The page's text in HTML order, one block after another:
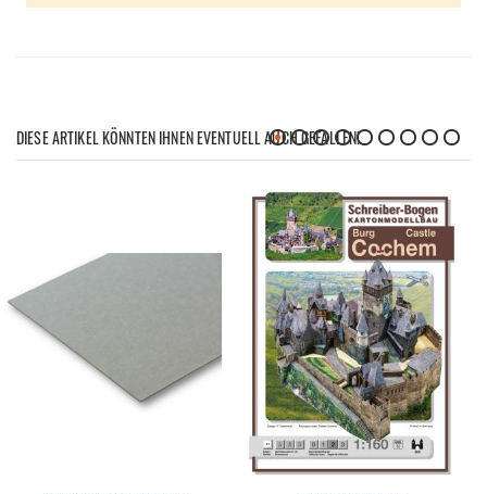
DIESE ARTIKEL KÖNNTEN IHNEN EVENTUELL AUCH GEFALLEN!